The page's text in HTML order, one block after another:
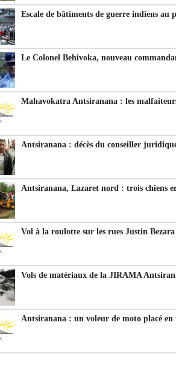
Escale de bâtiments de guerre indiens au
Le Colonel Behivoka, nouveau
Mahavokatra Antsiranana : les
Antsiranana : décès du conseiller
Antsiranana, Lazaret nord : trois chiens
Vol à la roulotte sur les rues Justin
Vols de matériaux de la JIRAMA
Antsiranana : un voleur de moto placé en